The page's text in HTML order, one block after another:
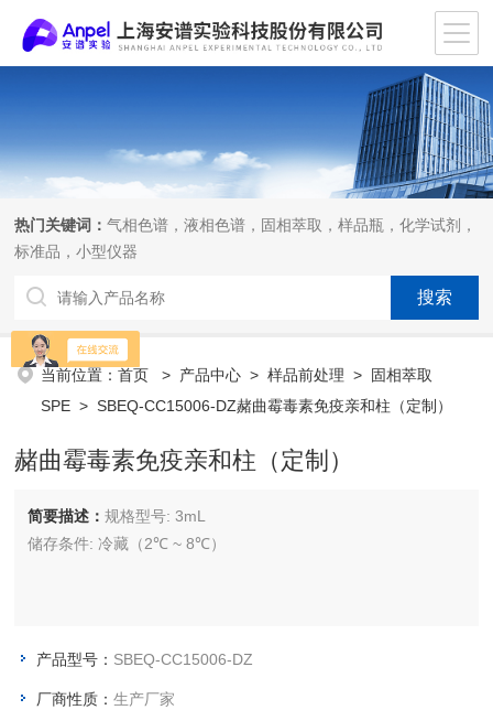
热门关键词：气相色谱，液相色谱，固相萃取，样品瓶，化学试剂，
标准品，小型仪器
当前位置：首页 > 产品中心 >样品前处理 > 固相萃取
SPE > SBEQ-CC15006-DZ赭曲霉毒素免疫亲和柱（定制）
赭曲霉毒素免疫亲和柱（定制）
简要描述：规格型号: 3mL
储存条件: 冷藏（2℃ ~ 8℃）
产品型号： SBEQ-CC15006-DZ
厂商性质：生产厂家